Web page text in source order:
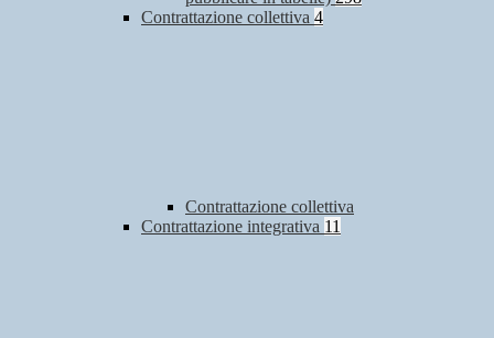
Contrattazione collettiva 4
Contrattazione collettiva
Contrattazione integrativa 11